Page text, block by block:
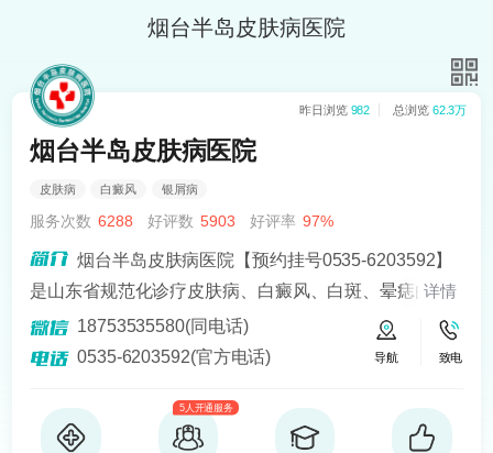
烟台半岛皮肤病医院
昨日浏览 982 总浏览 62.3万
烟台半岛皮肤病医院
皮肤病 白癜风 银屑病
服务次数 6288 好评数 5903 好评率 97%
烟台半岛皮肤病医院【预约挂号0535-6203592】
是山东省规范化诊疗皮肤病、白癜风、白斑、晕痣的医
院。熟悉皮肤病科常见病、多发病、疑难病的诊治，尤
其擅长光化学疗法、窄波紫外线、308准分子激光以及外
移植治疗白癜风，包括自体表皮移植、微小皮片移植、
自体培养黑素细胞移植等。
详情
18753535580(同电话)
0535-6203592(官方电话)
导航 致电
5人开通服务